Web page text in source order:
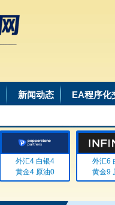
新闻动态 EA程序化
外汇4 白银4
黄金4 原油0
外汇6
黄金9